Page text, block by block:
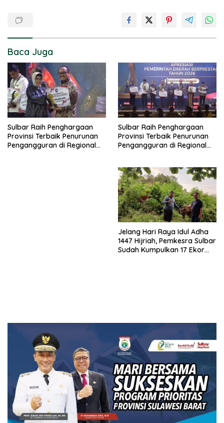
Baca Juga
Sulbar Raih Penghargaan
Provinsi Terbaik Penurunan
Pengangguran di Regional
Sulbar Raih Penghargaan
Provinsi Terbaik Penurunan
Pengangguran di Regional
Jelang Hari Raya Idul Adha
1447 Hijriah, Pemkesra Sulbar
Sudah Kumpulkan 17 Ekor